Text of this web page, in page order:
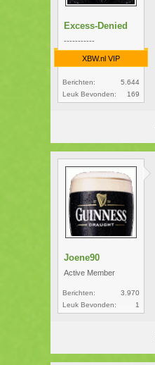
Excess-Denied
-----------
XBW.nl VIP
Berichten:
5.644
Leuk Bevonden:
169
Joene90
Active Member
Berichten:
3.970
Leuk Bevonden:
1